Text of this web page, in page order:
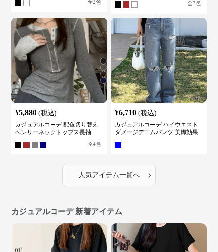
全2色 全3色
¥5,880 (税込)
カジュアルコーデ 配色切り替え
ヘンリーネックトップス長袖
全4色
¥6,710 (税込)
カジュアルコーデ ハイウエスト
ダメージデニムパンツ 美脚効果
人気アイテム一覧へ ›
カジュアルコーデ 新着アイテム